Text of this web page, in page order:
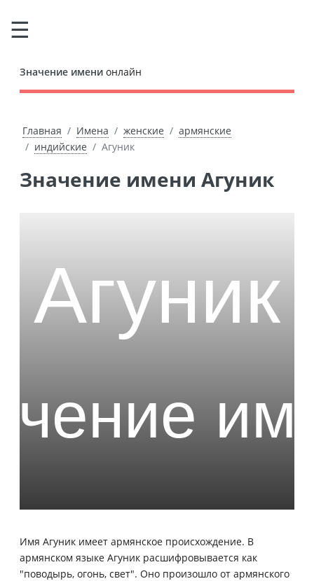
Значение имени онлайн
Главная Имена женские
армянские
индийские
Агуник
Значение имени Агуник
Имя Агуник имеет армянское происхождение. В
армянском языке Агуник расшифровывается как
"поводырь, огонь, свет". Оно произошло от армянского